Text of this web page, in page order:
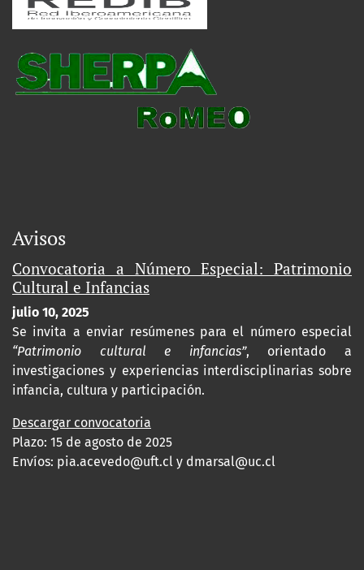
Avisos
Convocatoria a Número Especial: Patrimonio
Cultural e Infancias
julio 10, 2025
Se invita a enviar resúmenes para el número especial
“Patrimonio cultural e infancias”, orientado a
investigaciones y experiencias interdisciplinarias sobre
infancia, cultura y participación.
Descargar convocatoria
Plazo: 15 de agosto de 2025
Envíos: pia.acevedo@uft.cl y dmarsal@uc.cl